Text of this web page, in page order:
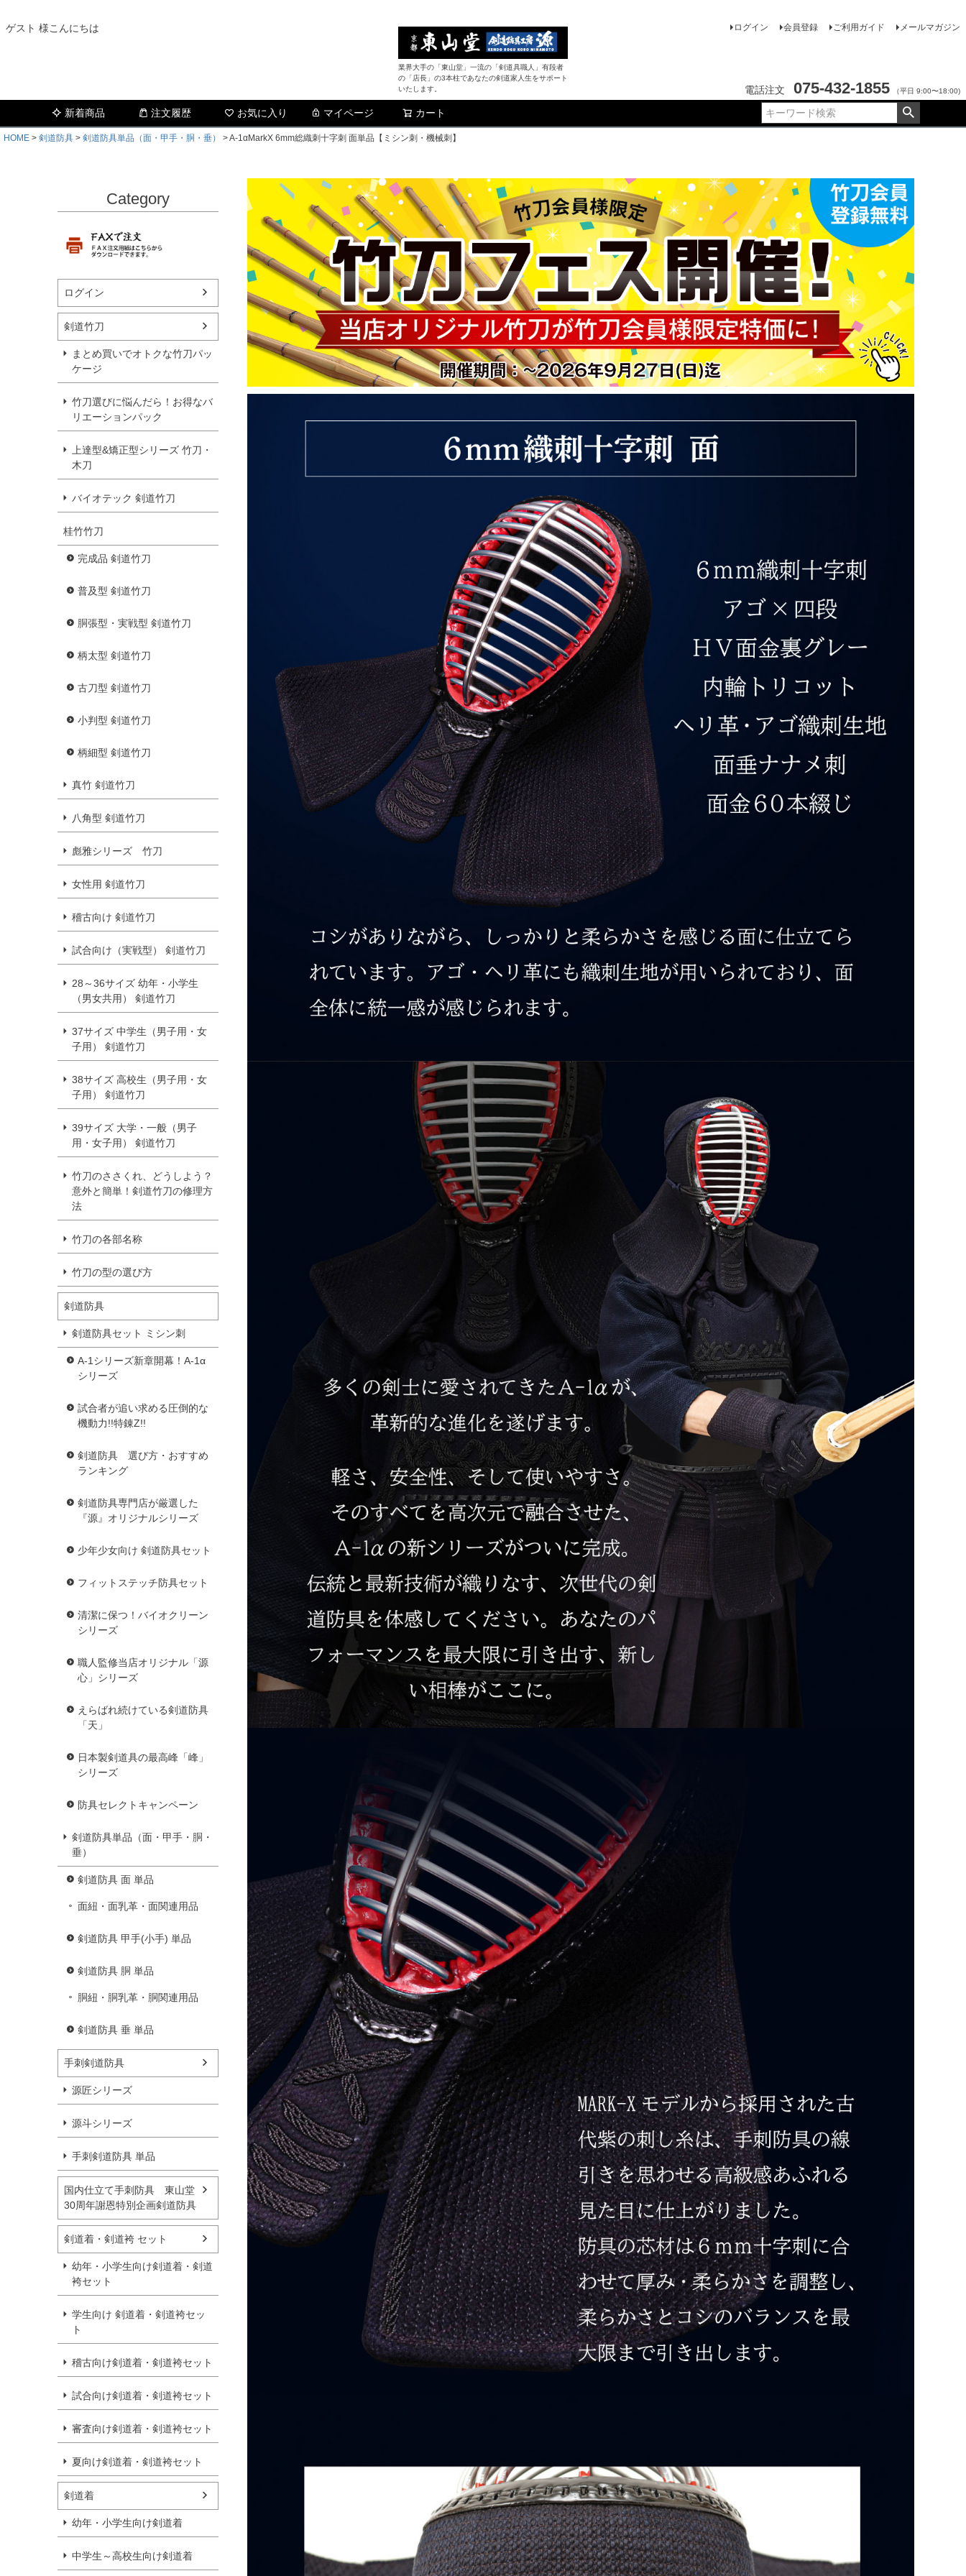
ゲスト 様こんにちは
業界大手の「東山堂」一流の「剣道具職人」有段者
の「店長」の3本柱であなたの剣道家人生をサポート
いたします。
ログイン 会員登録 ご利用ガイド メールマガジン
電話注文 075-432-1855 （平日 9:00〜18:00)
新着商品 注文履歴 お気に入り マイページ カート
HOME 剣道防具 剣道防具単品（面・甲手・胴・垂） A-1αMarkX 6mm総織刺十字刺 面単品【ミシン刺・機械刺】
Category
ログイン
剣道竹刀
まとめ買いでオトクな竹刀パッ
ケージ
竹刀選びに悩んだら！お得なバ
リエーションパック
上達型&矯正型シリーズ 竹刀・
木刀
バイオテック 剣道竹刀
桂竹竹刀
完成品 剣道竹刀
普及型 剣道竹刀
胴張型・実戦型 剣道竹刀
柄太型 剣道竹刀
古刀型 剣道竹刀
小判型 剣道竹刀
柄細型 剣道竹刀
真竹 剣道竹刀
八角型 剣道竹刀
彪雅シリーズ 竹刀
女性用 剣道竹刀
稽古向け 剣道竹刀
試合向け（実戦型） 剣道竹刀
28～36サイズ 幼年・小学生
（男女共用） 剣道竹刀
37サイズ 中学生（男子用・女
子用） 剣道竹刀
38サイズ 高校生（男子用・女
子用） 剣道竹刀
39サイズ 大学・一般（男子
用・女子用） 剣道竹刀
竹刀のささくれ、どうしよう？
意外と簡単！剣道竹刀の修理方
法
竹刀の各部名称
竹刀の型の選び方
剣道防具
剣道防具セット ミシン刺
A-1シリーズ新章開幕！A-1α
シリーズ
試合者が追い求める圧倒的な
機動力!!特錬Z!!
剣道防具 選び方・おすすめ
ランキング
剣道防具専門店が厳選した
『源』オリジナルシリーズ
少年少女向け 剣道防具セット
フィットステッチ防具セット
清潔に保つ！バイオクリーン
シリーズ
職人監修当店オリジナル「源
心」シリーズ
えらばれ続けている剣道防具
「天」
日本製剣道具の最高峰「峰」
シリーズ
防具セレクトキャンペーン
剣道防具単品（面・甲手・胴・
垂）
剣道防具 面 単品
面紐・面乳革・面関連用品
剣道防具 甲手(小手) 単品
剣道防具 胴 単品
胴紐・胴乳革・胴関連用品
剣道防具 垂 単品
手刺剣道防具
源匠シリーズ
源斗シリーズ
手刺剣道防具 単品
国内仕立て手刺防具 東山堂
30周年謝恩特別企画剣道防具
剣道着・剣道袴 セット
幼年・小学生向け剣道着・剣道
袴セット
学生向け 剣道着・剣道袴セッ
ト
稽古向け剣道着・剣道袴セット
試合向け剣道着・剣道袴セット
審査向け剣道着・剣道袴セット
夏向け剣道着・剣道袴セット
剣道着
幼年・小学生向け剣道着
中学生～高校生向け剣道着